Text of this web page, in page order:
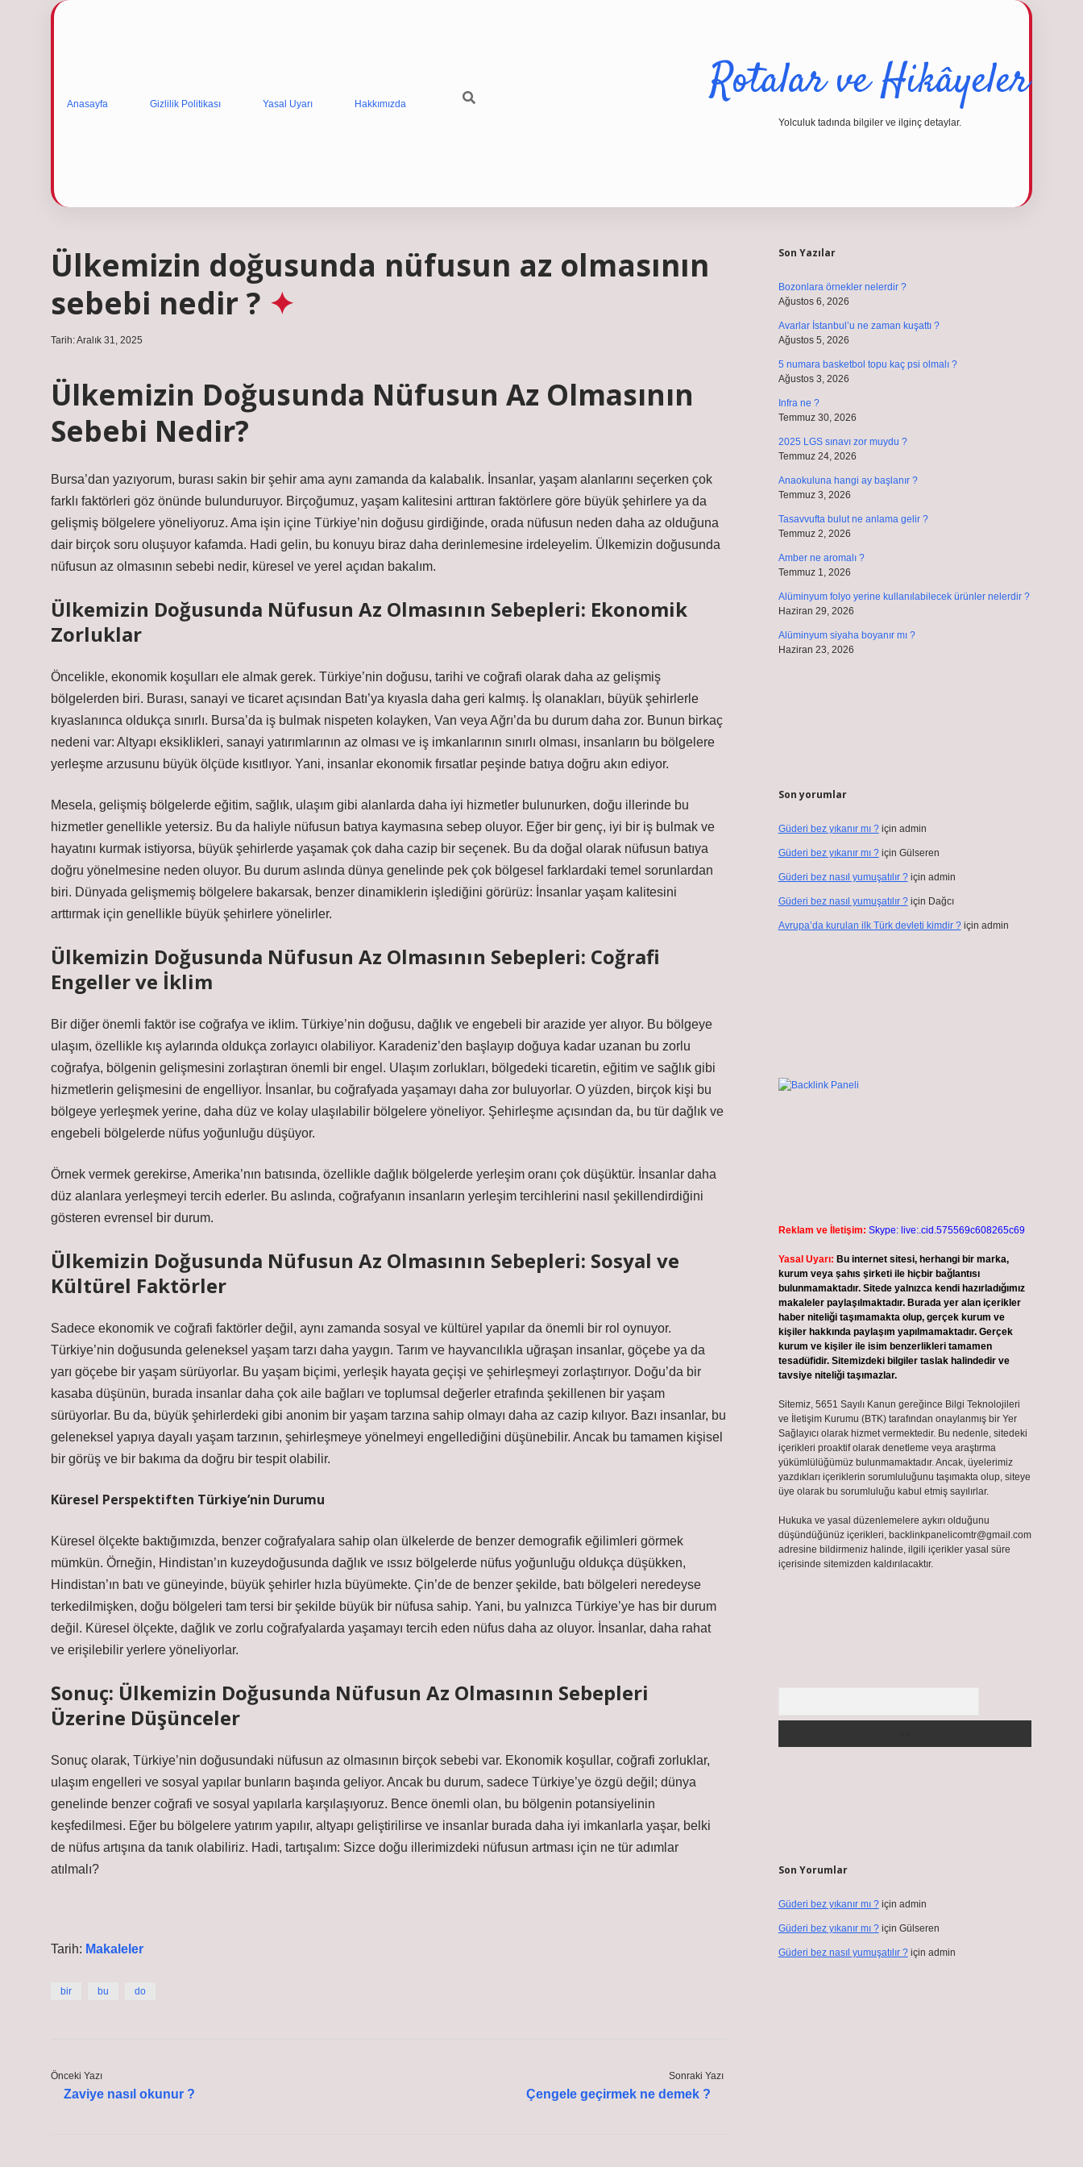
Anasayfa Gizlilik Politikası Yasal Uyarı Hakkımızda Rotalar ve Hikâyeler
Yolculuk tadında bilgiler ve ilginç detaylar.
Ülkemizin doğusunda nüfusun az olmasının
sebebi nedir ?
Tarih: Aralık 31, 2025
Ülkemizin Doğusunda Nüfusun Az Olmasının
Sebebi Nedir?
Bursa’dan yazıyorum, burası sakin bir şehir ama aynı zamanda da kalabalık. İnsanlar, yaşam alanlarını seçerken çok
farklı faktörleri göz önünde bulunduruyor. Birçoğumuz, yaşam kalitesini arttıran faktörlere göre büyük şehirlere ya da
gelişmiş bölgelere yöneliyoruz. Ama işin içine Türkiye’nin doğusu girdiğinde, orada nüfusun neden daha az olduğuna
dair birçok soru oluşuyor kafamda. Hadi gelin, bu konuyu biraz daha derinlemesine irdeleyelim. Ülkemizin doğusunda
nüfusun az olmasının sebebi nedir, küresel ve yerel açıdan bakalım.
Ülkemizin Doğusunda Nüfusun Az Olmasının Sebepleri: Ekonomik
Zorluklar
Öncelikle, ekonomik koşulları ele almak gerek. Türkiye’nin doğusu, tarihi ve coğrafi olarak daha az gelişmiş
bölgelerden biri. Burası, sanayi ve ticaret açısından Batı’ya kıyasla daha geri kalmış. İş olanakları, büyük şehirlerle
kıyaslanınca oldukça sınırlı. Bursa’da iş bulmak nispeten kolayken, Van veya Ağrı’da bu durum daha zor. Bunun birkaç
nedeni var: Altyapı eksiklikleri, sanayi yatırımlarının az olması ve iş imkanlarının sınırlı olması, insanların bu bölgelere
yerleşme arzusunu büyük ölçüde kısıtlıyor. Yani, insanlar ekonomik fırsatlar peşinde batıya doğru akın ediyor.
Mesela, gelişmiş bölgelerde eğitim, sağlık, ulaşım gibi alanlarda daha iyi hizmetler bulunurken, doğu illerinde bu
hizmetler genellikle yetersiz. Bu da haliyle nüfusun batıya kaymasına sebep oluyor. Eğer bir genç, iyi bir iş bulmak ve
hayatını kurmak istiyorsa, büyük şehirlerde yaşamak çok daha cazip bir seçenek. Bu da doğal olarak nüfusun batıya
doğru yönelmesine neden oluyor. Bu durum aslında dünya genelinde pek çok bölgesel farklardaki temel sorunlardan
biri. Dünyada gelişmemiş bölgelere bakarsak, benzer dinamiklerin işlediğini görürüz: İnsanlar yaşam kalitesini
arttırmak için genellikle büyük şehirlere yönelirler.
Ülkemizin Doğusunda Nüfusun Az Olmasının Sebepleri: Coğrafi
Engeller ve İklim
Bir diğer önemli faktör ise coğrafya ve iklim. Türkiye’nin doğusu, dağlık ve engebeli bir arazide yer alıyor. Bu bölgeye
ulaşım, özellikle kış aylarında oldukça zorlayıcı olabiliyor. Karadeniz’den başlayıp doğuya kadar uzanan bu zorlu
coğrafya, bölgenin gelişmesini zorlaştıran önemli bir engel. Ulaşım zorlukları, bölgedeki ticaretin, eğitim ve sağlık gibi
hizmetlerin gelişmesini de engelliyor. İnsanlar, bu coğrafyada yaşamayı daha zor buluyorlar. O yüzden, birçok kişi bu
bölgeye yerleşmek yerine, daha düz ve kolay ulaşılabilir bölgelere yöneliyor. Şehirleşme açısından da, bu tür dağlık ve
engebeli bölgelerde nüfus yoğunluğu düşüyor.
Örnek vermek gerekirse, Amerika’nın batısında, özellikle dağlık bölgelerde yerleşim oranı çok düşüktür. İnsanlar daha
düz alanlara yerleşmeyi tercih ederler. Bu aslında, coğrafyanın insanların yerleşim tercihlerini nasıl şekillendirdiğini
gösteren evrensel bir durum.
Ülkemizin Doğusunda Nüfusun Az Olmasının Sebepleri: Sosyal ve
Kültürel Faktörler
Sadece ekonomik ve coğrafi faktörler değil, aynı zamanda sosyal ve kültürel yapılar da önemli bir rol oynuyor.
Türkiye’nin doğusunda geleneksel yaşam tarzı daha yaygın. Tarım ve hayvancılıkla uğraşan insanlar, göçebe ya da
yarı göçebe bir yaşam sürüyorlar. Bu yaşam biçimi, yerleşik hayata geçişi ve şehirleşmeyi zorlaştırıyor. Doğu’da bir
kasaba düşünün, burada insanlar daha çok aile bağları ve toplumsal değerler etrafında şekillenen bir yaşam
sürüyorlar. Bu da, büyük şehirlerdeki gibi anonim bir yaşam tarzına sahip olmayı daha az cazip kılıyor. Bazı insanlar, bu
geleneksel yapıya dayalı yaşam tarzının, şehirleşmeye yönelmeyi engellediğini düşünebilir. Ancak bu tamamen kişisel
bir görüş ve bir bakıma da doğru bir tespit olabilir.
Küresel Perspektiften Türkiye’nin Durumu
Küresel ölçekte baktığımızda, benzer coğrafyalara sahip olan ülkelerde de benzer demografik eğilimleri görmek
mümkün. Örneğin, Hindistan’ın kuzeydoğusunda dağlık ve ıssız bölgelerde nüfus yoğunluğu oldukça düşükken,
Hindistan’ın batı ve güneyinde, büyük şehirler hızla büyümekte. Çin’de de benzer şekilde, batı bölgeleri neredeyse
terkedilmişken, doğu bölgeleri tam tersi bir şekilde büyük bir nüfusa sahip. Yani, bu yalnızca Türkiye’ye has bir durum
değil. Küresel ölçekte, dağlık ve zorlu coğrafyalarda yaşamayı tercih eden nüfus daha az oluyor. İnsanlar, daha rahat
ve erişilebilir yerlere yöneliyorlar.
Sonuç: Ülkemizin Doğusunda Nüfusun Az Olmasının Sebepleri
Üzerine Düşünceler
Sonuç olarak, Türkiye’nin doğusundaki nüfusun az olmasının birçok sebebi var. Ekonomik koşullar, coğrafi zorluklar,
ulaşım engelleri ve sosyal yapılar bunların başında geliyor. Ancak bu durum, sadece Türkiye’ye özgü değil; dünya
genelinde benzer coğrafi ve sosyal yapılarla karşılaşıyoruz. Bence önemli olan, bu bölgenin potansiyelinin
keşfedilmesi. Eğer bu bölgelere yatırım yapılır, altyapı geliştirilirse ve insanlar burada daha iyi imkanlarla yaşar, belki
de nüfus artışına da tanık olabiliriz. Hadi, tartışalım: Sizce doğu illerimizdeki nüfusun artması için ne tür adımlar
atılmalı?
Tarih: Makaleler
bir bu do
Önceki Yazı
Zaviye nasıl okunur ?
Sonraki Yazı
Çengele geçirmek ne demek ?
Son Yazılar
Bozonlara örnekler nelerdir ?
Ağustos 6, 2026
Avarlar İstanbul’u ne zaman kuşattı ?
Ağustos 5, 2026
5 numara basketbol topu kaç psi olmalı ?
Ağustos 3, 2026
Infra ne ?
Temmuz 30, 2026
2025 LGS sınavı zor muydu ?
Temmuz 24, 2026
Anaokuluna hangi ay başlanır ?
Temmuz 3, 2026
Tasavvufta bulut ne anlama gelir ?
Temmuz 2, 2026
Amber ne aromalı ?
Temmuz 1, 2026
Alüminyum folyo yerine kullanılabilecek ürünler nelerdir ?
Haziran 29, 2026
Alüminyum siyaha boyanır mı ?
Haziran 23, 2026
Son yorumlar
Güderi bez yıkanır mı ?için admin
Güderi bez yıkanır mı ?için Gülseren
Güderi bez nasıl yumuşatılır ?için admin
Güderi bez nasıl yumuşatılır ?için Dağcı
Avrupa’da kurulan ilk Türk devleti kimdir ?için admin
Reklam ve İletişim: Skype: live:.cid.575569c608265c69
Yasal Uyarı: Bu internet sitesi, herhangi bir marka,
kurum veya şahıs şirketi ile hiçbir bağlantısı
bulunmamaktadır. Sitede yalnızca kendi hazırladığımız
makaleler paylaşılmaktadır. Burada yer alan içerikler
haber niteliği taşımamakta olup, gerçek kurum ve
kişiler hakkında paylaşım yapılmamaktadır. Gerçek
kurum ve kişiler ile isim benzerlikleri tamamen
tesadüfidir. Sitemizdeki bilgiler taslak halindedir ve
tavsiye niteliği taşımazlar.
Sitemiz, 5651 Sayılı Kanun gereğince Bilgi Teknolojileri
ve İletişim Kurumu (BTK) tarafından onaylanmış bir Yer
Sağlayıcı olarak hizmet vermektedir. Bu nedenle, sitedeki
içerikleri proaktif olarak denetleme veya araştırma
yükümlülüğümüz bulunmamaktadır. Ancak, üyelerimiz
yazdıkları içeriklerin sorumluluğunu taşımakta olup, siteye
üye olarak bu sorumluluğu kabul etmiş sayılırlar.
Hukuka ve yasal düzenlemelere aykırı olduğunu
düşündüğünüz içerikleri, backlinkpanelicomtr@gmail.com
adresine bildirmeniz halinde, ilgili içerikler yasal süre
içerisinde sitemizden kaldırılacaktır.
Son Yorumlar
Güderi bez yıkanır mı ?için admin
Güderi bez yıkanır mı ?için Gülseren
Güderi bez nasıl yumuşatılır ?için admin